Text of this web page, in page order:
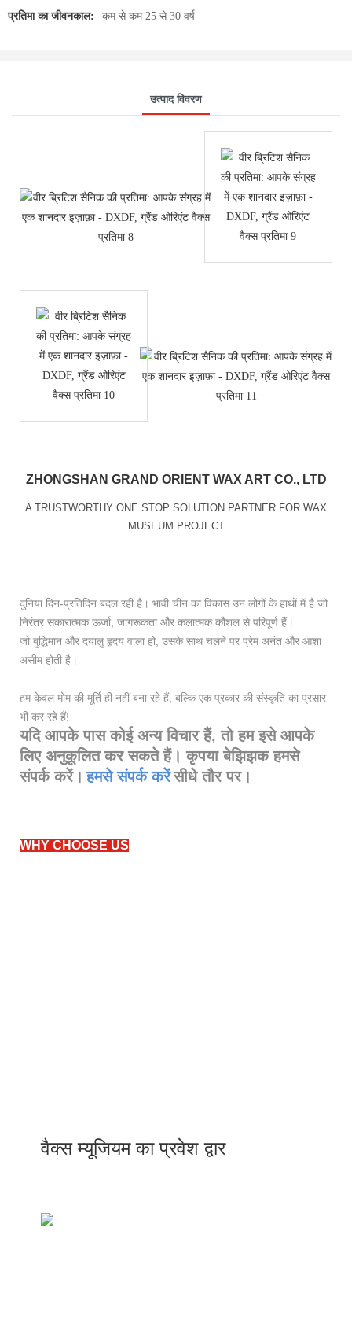
प्रतिमा का जीवनकाल: कम से कम 25 से 30 वर्ष
उत्पाद विवरण
ZHONGSHAN GRAND ORIENT WAX ART CO., LTD
A TRUSTWORTHY ONE STOP SOLUTION PARTNER FOR WAX
MUSEUM PROJECT
दुनिया दिन-प्रतिदिन बदल रही है। भावी चीन का विकास उन लोगों के हाथों में है जो
निरंतर सकारात्मक ऊर्जा, जागरूकता और कलात्मक कौशल से परिपूर्ण हैं।
जो बुद्धिमान और दयालु हृदय वाला हो, उसके साथ चलने पर प्रेम अनंत और आशा
असीम होती है।
हम केवल मोम की मूर्ति ही नहीं बना रहे हैं, बल्कि एक प्रकार की संस्कृति का प्रसार
भी कर रहे हैं!
यदि आपके पास कोई अन्य विचार हैं, तो हम इसे आपके
लिए अनुकूलित कर सकते हैं। कृपया बेझिझक हमसे
संपर्क करें। हमसे संपर्क करेंसीधे तौर पर।
WHY CHOOSE US
वैक्स म्यूजियम का प्रवेश द्वार